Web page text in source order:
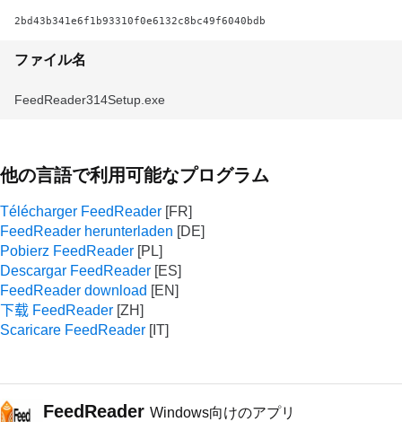
2bd43b341e6f1b93310f0e6132c8bc49f6040bdb
ファイル名
FeedReader314Setup.exe
他の言語で利用可能なプログラム
Télécharger FeedReader
FeedReader herunterladen
Pobierz FeedReader
Descargar FeedReader
FeedReader download
下载 FeedReader
Scaricare FeedReader
FeedReader Windows向けのアプリ